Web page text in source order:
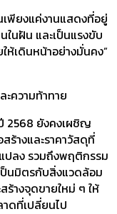
เพียงแค่งานแสดงที่อยู่
นฝัน และเป็นแรงขับ
เดินหน้าอย่างมั่นคง”
ความท้าทาย
2568 ยังคงเผชิญ
ร้างและราคาวัสดุที่
ปลง รวมถึงพฤติกรรม
นมิตรกับสิ่งแวดล้อม
ร้างจุดขายใหม่ ๆ ให้
ดที่เปลี่ยนไป